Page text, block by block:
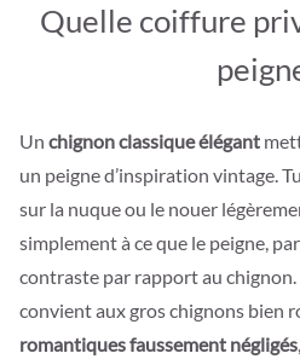
Quelle coiffure
Un chignon classique élégant
un peigne d’inspiration vintage.
sur la nuque ou le nouer
simplement à ce que le peigne,
contraste par rapport au chignon.
convient aux gros chignons bien
romantiques faussement négligés